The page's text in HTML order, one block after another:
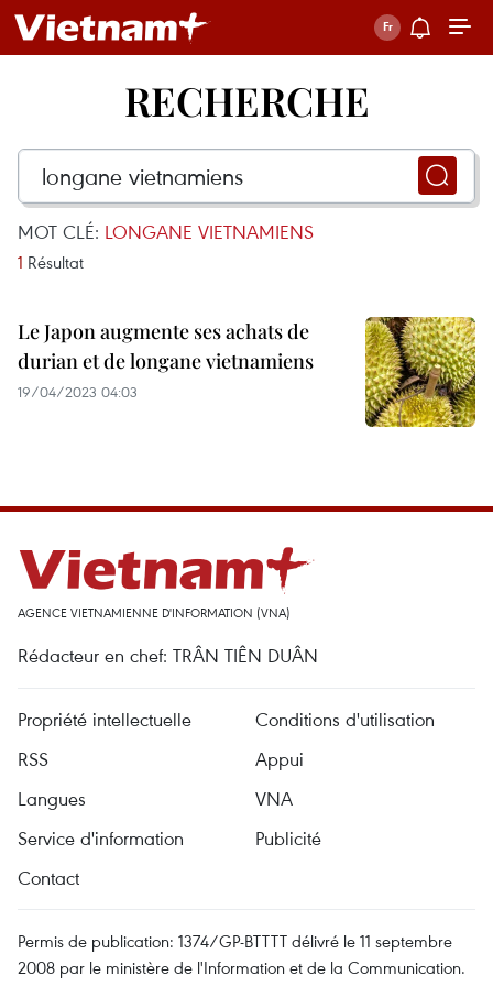
RECHERCHE
MOT CLÉ: LONGANE VIETNAMIENS
1 Résultat
Le Japon augmente ses achats de
durian et de longane vietnamiens
19/04/2023 04:03
AGENCE VIETNAMIENNE D'INFORMATION (VNA)
Rédacteur en chef: TRÂN TIÊN DUÂN
Propriété intellectuelle
Conditions d'utilisation
RSS
Appui
Langues
VNA
Service d'information
Publicité
Contact
Permis de publication: 1374/GP-BTTTT délivré le 11 septembre
2008 par le ministère de l'Information et de la Communication.